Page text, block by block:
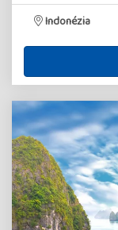
Indonézia